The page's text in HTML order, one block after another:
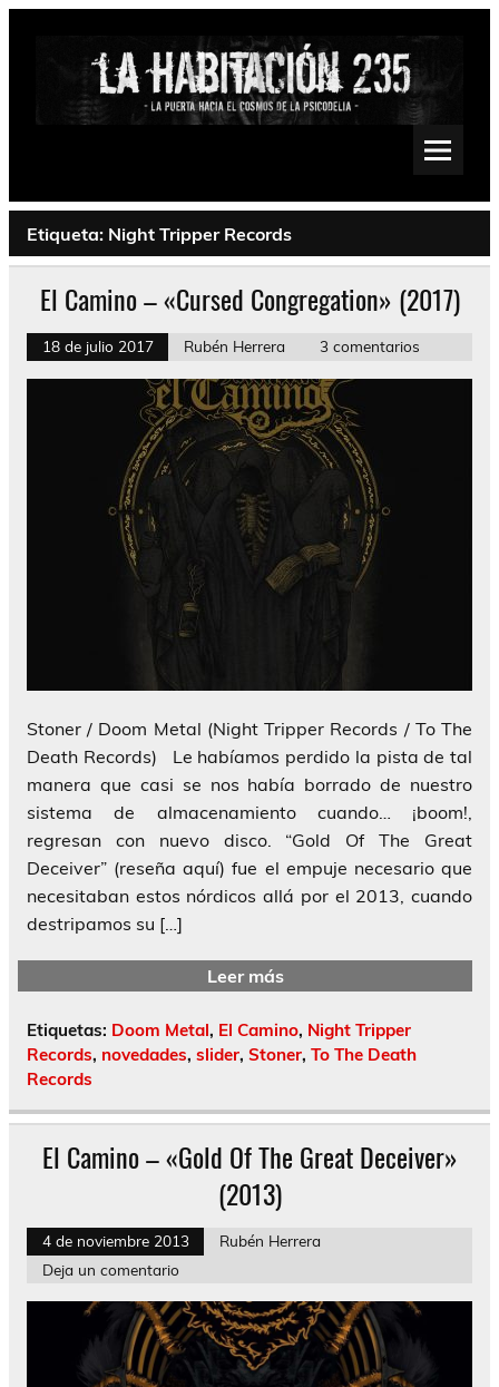
Saltar
Psychedelic, Stoner, Doom, Sludge, Fuzz, Space, Drone
Etiqueta: Night Tripper Records
El Camino – «Cursed Congregation» (2017)
18 de julio 2017 Rubén Herrera 3 comentarios
Stoner / Doom Metal (Night Tripper Records / To The
Death Records) Le habíamos perdido la pista de tal
manera que casi se nos había borrado de nuestro
sistema de almacenamiento cuando… ¡boom!,
regresan con nuevo disco. “Gold Of The Great
Deceiver” (reseña aquí) fue el empuje necesario que
necesitaban estos nórdicos allá por el 2013, cuando
destripamos su […]
Leer más
Etiquetas: Doom Metal, El Camino, Night Tripper
Records, novedades, slider, Stoner, To The Death
Records
El Camino – «Gold Of The Great Deceiver»
(2013)
4 de noviembre 2013
Rubén Herrera
Deja un comentario